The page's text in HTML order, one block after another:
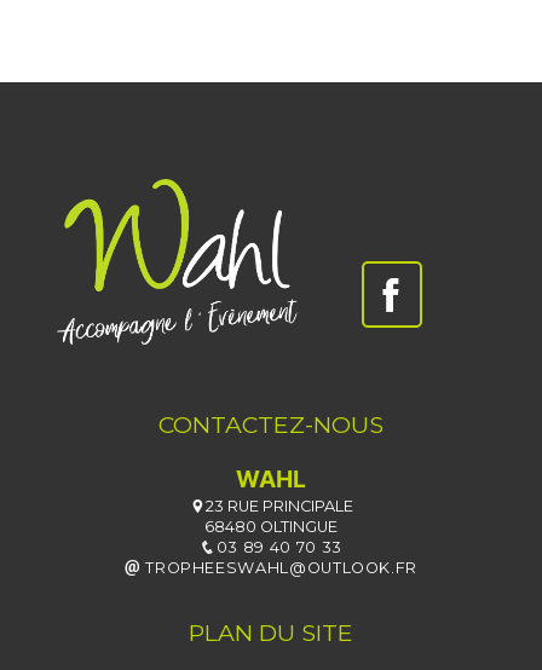
CONTACTEZ-NOUS
WAHL
23 RUE PRINCIPALE
68480 OLTINGUE
03 89 40 70 33
TROPHEESWAHL@OUTLOOK.FR
PLAN DU SITE